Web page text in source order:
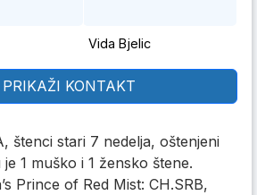
Vida Bjelic
PRIKAŽI KONTAKT
štenci stari 7 nedelja, oštenjeni
je 1 muško i 1 žensko štene.
Prince of Red Mist: CH.SRB,